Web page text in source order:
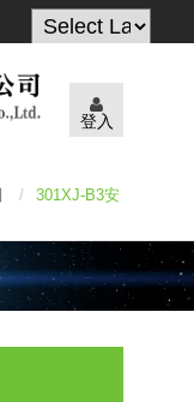
Powered by
登入
/
301XJ-B3安